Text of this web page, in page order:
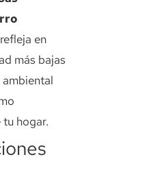
en
más bajas
hogar.